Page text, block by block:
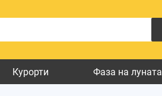
Курорти Фаза на луната